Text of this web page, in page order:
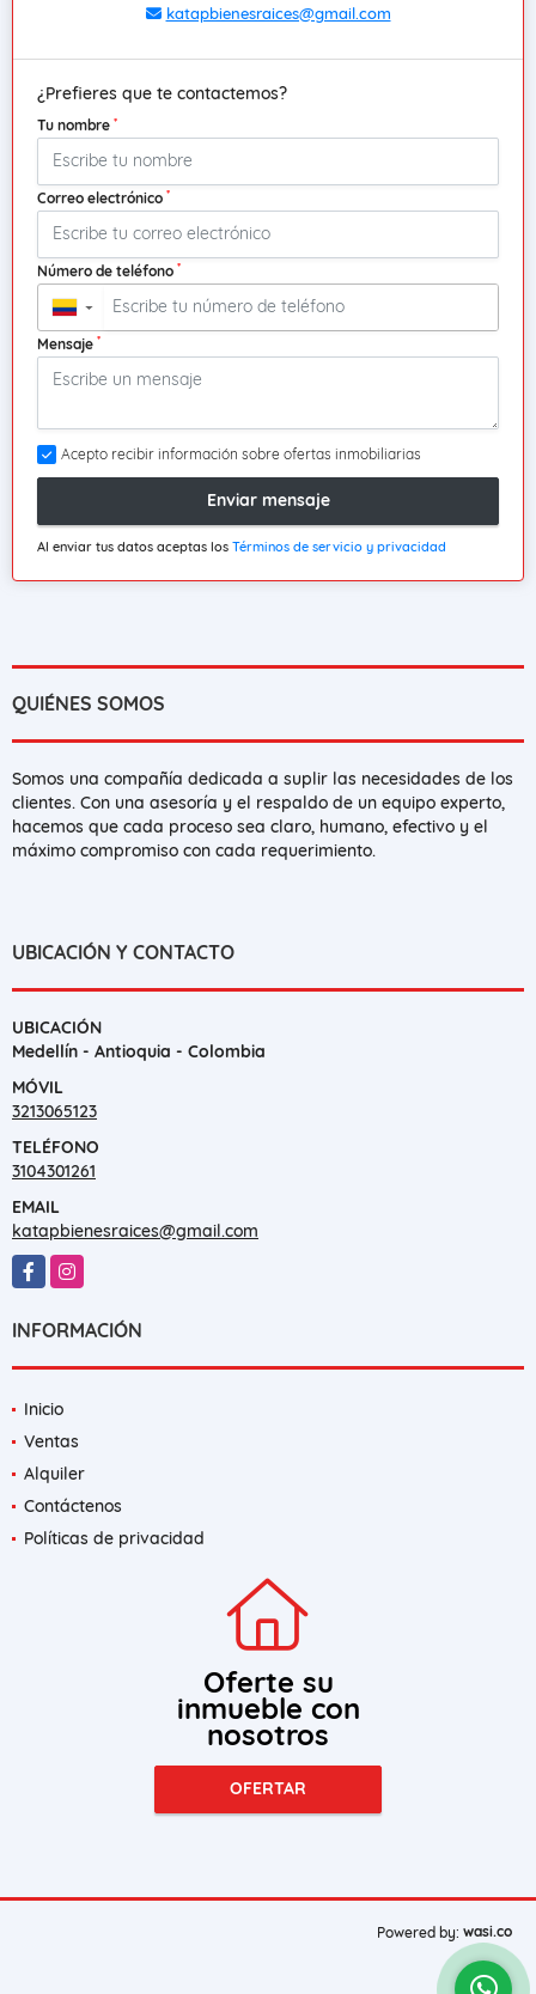
katapbienesraices@gmail.com
¿Prefieres que te contactemos?
Tu nombre *
Correo electrónico *
Número de teléfono *
▼
Mensaje *
Acepto recibir información sobre ofertas inmobiliarias
Enviar mensaje
Al enviar tus datos aceptas los Términos de servicio y privacidad
QUIÉNES SOMOS
Somos una compañía dedicada a suplir las necesidades de los
clientes. Con una asesoría y el respaldo de un equipo experto,
hacemos que cada proceso sea claro, humano, efectivo y el
máximo compromiso con cada requerimiento.
UBICACIÓN Y CONTACTO
UBICACIÓN
Medellín - Antioquia - Colombia
MÓVIL
3213065123
TELÉFONO
3104301261
EMAIL
katapbienesraices@gmail.com
FacebookInstagram
INFORMACIÓN
Inicio
Ventas
Alquiler
Contáctenos
Políticas de privacidad
Oferte su
inmueble con
nosotros
OFERTAR
Powered by: wasi.co